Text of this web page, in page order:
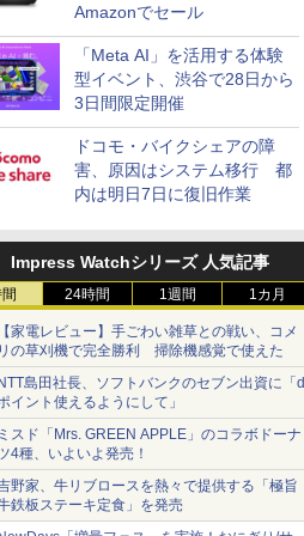
Amazonでセール
「Meta AI」を活用する体験
型イベント、渋谷で28日から
3日間限定開催
ドコモ・バイクシェアの障
害、原因はシステム移行 都
内は明日7日に復旧作業
Impress Watchシリーズ 人気記事
24時間 1週間 1カ月
家電レビュー】手ごわい雑草との戦い、コメ
の草刈機で完全勝利 掃除機感覚で使えた
島田社長、ソフトバンクのセブン出資に「d
イント使えるようにして」
スド「Mrs. GREEN APPLE」のコラボドーナ
4種、いよいよ発売！
野家、牛リブロースを熱々で提供する「極旨
鉄板ステーキ定食」を発売